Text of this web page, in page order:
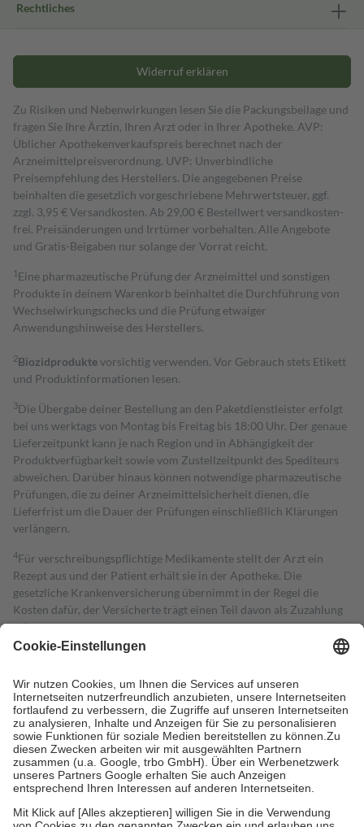
Rechtliches
Widerruf erklären
Zu Risiken und Nebenwirkungen lesen Sie die Packungsbeilage und
fragen Sie Ihre Ärztin, Ihren Arzt oder in Ihrer Apotheke. AVP:
Üblicher Apothekenverkaufspreis berechnet nach der
Arzneimittelpreisverordnung. UVP: Unverbindliche
Preisempfehlung des Herstellers. Die angegebenen Preise
beinhalten die gesetzlich vorgeschriebene Mehrwertsteuer, ggf.
zzgl. 3,95 € Versandkosten. Ab 29,00 € Bestell­wert versand­kosten­
frei. Preisänderungen und Irrtümer vorbehalten. Alle Angebote
und Gratis-Beigaben nur solange der Vorrat reicht.
1 Eine pharmazeutische Prüfung der Arzneimittel und sonstigen
Produkte in deinem Warenkorb beinhaltet die Durchführung von
Wechselwirkungschecks und die Prüfung etwaiger
Anwendungshinweise des Herstellers.
2Biozidproduktevorsichtig verwenden. Vor Gebrauch stets Etikett
und Produktinformationen lesen.
3Die Übergabe deiner Bestellung an den Paketdienstleister erfolgt
bei uns werktags von Montag bis Freitag bis 18:00 Uhr. Der genaue
Lieferzeitpunkt kann je nach Region und in Abhängigkeit der
Produktverfügbarkeit sowie vom Zustellzeitpunkt des Spediteurs
abweichen. Darüber hinaus können notwendige pharmazeutische
Prüfungen, die zu deiner Arzneimittelsicherheit dienen, die
Lieferfrist um die Dauer der Prüfungen einschließlich Klärungen
verlängern.
4Für verschreibungspflichtige Medikamente stellt der Arzt ein
Rezept aus und der Patient erhält sie in der Apotheke. Die
gesetzliche Krankenversicherung übernimmt in der Regel die
Kosten dafür, der Versicherte trägt einen Teil davon als Zuzahlung
mit.
Grundsätzlich leisten Mitglieder Zuzahlungen in Höhe von zehn
höchstens zehn Euro.
Es sind jedoch nie mehr als die tatsächlichen
Kosten der Leistung zu entrichten.
Diese Regeln gelten grundsätzlich auch für Online-Apotheken.
Bei Heilmitteln und häuslicher Krankenpflege beträgt die
Zuzahlung zehn Prozent der Kosten sowie zehn Euro je
Verordnung.
Um das Engagement der Versicherten für ihre eigene Gesundheit zu
stärken und die besondere Stellung der Familie zu unterstützen,
fallenkeine Zuzahlungenan bei: